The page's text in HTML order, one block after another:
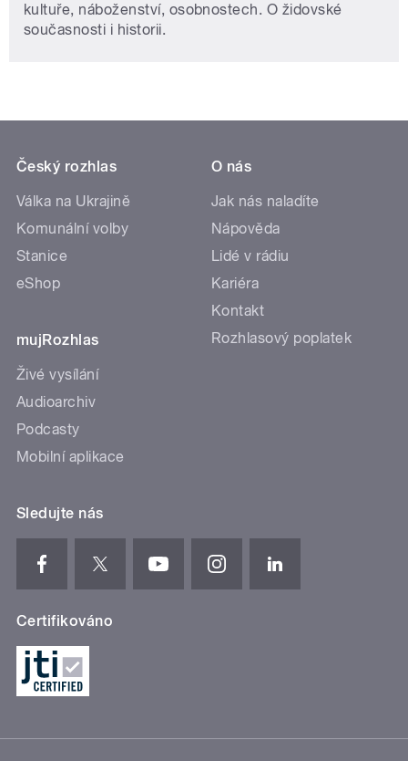
kultuře, náboženství, osobnostech. O židovské
současnosti i historii.
Český rozhlas
Válka na Ukrajině
Komunální volby
Stanice
eShop
mujRozhlas
Živé vysílání
Audioarchiv
Podcasty
Mobilní aplikace
O nás
Jak nás naladíte
Nápověda
Lidé v rádiu
Kariéra
Kontakt
Rozhlasový poplatek
Sledujte nás
Certifikováno